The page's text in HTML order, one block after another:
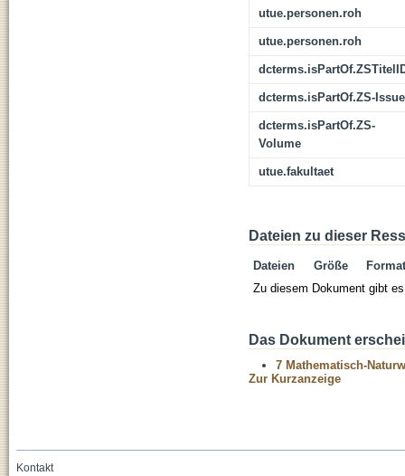
utue.personen.roh
utue.personen.roh
dcterms.isPartOf.ZS-Issue
dcterms.isPartOf.ZS-
Volume
utue.fakultaet
Dateien zu dieser
Dateien Größe
Format
Zu diesem Dokument gibt
Das Dokument
7 Mathematisch-
Zur Kurzanzeige
Kontakt